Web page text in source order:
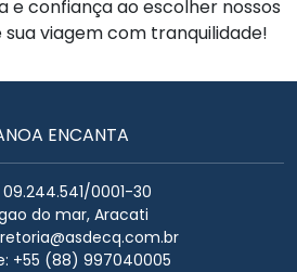
e confiança ao escolher nossos
viagem com tranquilidade!
ENCANTA
09.244.541/0001-30
do mar, Aracati
+55 (88) 997040005